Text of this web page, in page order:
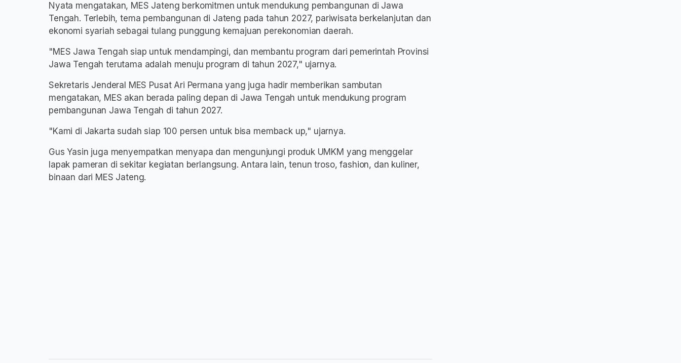
Nyata mengatakan, MES Jateng berkomitmen untuk mendukung pembangunan di Jawa
Tengah. Terlebih, tema pembangunan di Jateng pada tahun 2027, pariwisata berkelanjutan dan
ekonomi syariah sebagai tulang punggung kemajuan perekonomian daerah.
"MES Jawa Tengah siap untuk mendampingi, dan membantu program dari pemerintah Provinsi
Jawa Tengah terutama adalah menuju program di tahun 2027," ujarnya.
Sekretaris Jenderal MES Pusat Ari Permana yang juga hadir memberikan sambutan
mengatakan, MES akan berada paling depan di Jawa Tengah untuk mendukung program
pembangunan Jawa Tengah di tahun 2027.
"Kami di Jakarta sudah siap 100 persen untuk bisa memback up," ujarnya.
Gus Yasin juga menyempatkan menyapa dan mengunjungi produk UMKM yang menggelar
lapak pameran di sekitar kegiatan berlangsung. Antara lain, tenun troso, fashion, dan kuliner,
binaan dari MES Jateng.